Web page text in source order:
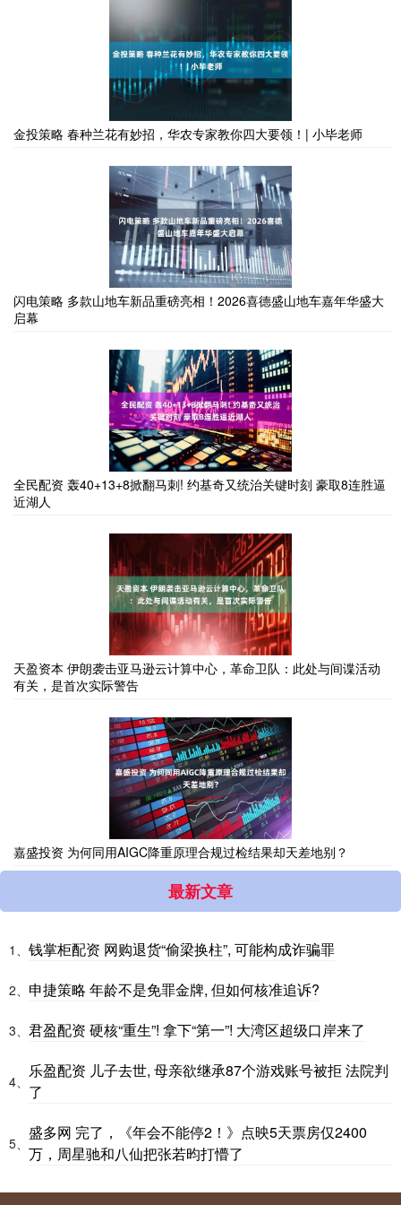
金投策略 春种兰花有妙招，华农专家教你四大要领！| 小毕老师
闪电策略 多款山地车新品重磅亮相！2026喜德盛山地车嘉年华盛大
启幕
全民配资 轰40+13+8掀翻马刺! 约基奇又统治关键时刻 豪取8连胜逼
近湖人
天盈资本 伊朗袭击亚马逊云计算中心，革命卫队：此处与间谍活动
有关，是首次实际警告
嘉盛投资 为何同用AIGC降重原理合规过检结果却天差地别？
最新文章
1、 钱掌柜配资 网购退货“偷梁换柱”, 可能构成诈骗罪
2、 申捷策略 年龄不是免罪金牌, 但如何核准追诉?
3、 君盈配资 硬核“重生”! 拿下“第一”! 大湾区超级口岸来了
4、
乐盈配资 儿子去世, 母亲欲继承87个游戏账号被拒 法院判
了
5、
盛多网 完了，《年会不能停2！》点映5天票房仅2400
万，周星驰和八仙把张若昀打懵了